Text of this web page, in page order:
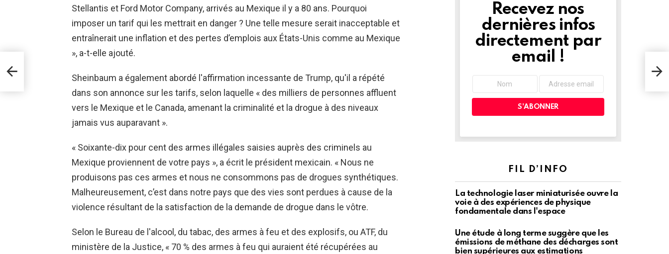
Stellantis et Ford Motor Company, arrivés au Mexique il y a 80 ans. Pourquoi
imposer un tarif qui les mettrait en danger ? Une telle mesure serait inacceptable et
entraînerait une inflation et des pertes d’emplois aux États-Unis comme au Mexique
», a-t-elle ajouté.
Sheinbaum a également abordé l'affirmation incessante de Trump, qu'il a répété
dans son annonce sur les tarifs, selon laquelle « des milliers de personnes affluent
vers le Mexique et le Canada, amenant la criminalité et la drogue à des niveaux
jamais vus auparavant ».
« Soixante-dix pour cent des armes illégales saisies auprès des criminels au
Mexique proviennent de votre pays », a écrit le président mexicain. « Nous ne
produisons pas ces armes et nous ne consommons pas de drogues synthétiques.
Malheureusement, c’est dans notre pays que des vies sont perdues à cause de la
violence résultant de la satisfaction de la demande de drogue dans le vôtre.
Selon le Bureau de l'alcool, du tabac, des armes à feu et des explosifs, ou ATF, du
ministère de la Justice, « 70 % des armes à feu qui auraient été récupérées au
NEWSLETTER
Recevez nos
dernières infos
directement par
email !
FIL D’INFO
La technologie laser miniaturisée ouvre la
voie à des expériences de physique
fondamentale dans l'espace
Une étude à long terme suggère que les
émissions de méthane des décharges sont
bien supérieures aux estimations